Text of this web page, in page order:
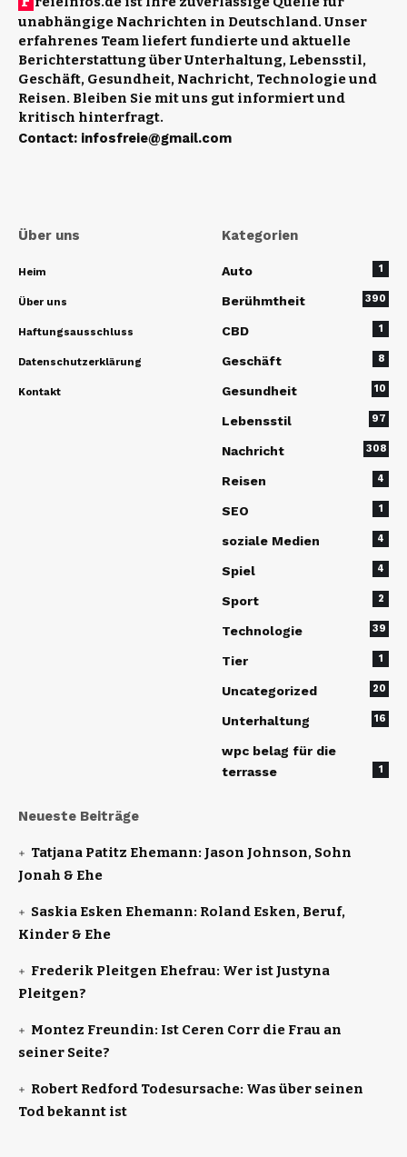
unabhängige Nachrichten in Deutschland. Unser
erfahrenes Team liefert fundierte und aktuelle
Berichterstattung über Unterhaltung, Lebensstil,
Geschäft, Gesundheit, Nachricht, Technologie und
Reisen. Bleiben Sie mit uns gut informiert und
kritisch hinterfragt.
Contact: infosfreie@gmail.com
Über uns
Heim
Über uns
Haftungsausschluss
Datenschutzerklärung
Kontakt
Kategorien
Auto 1
Berühmtheit 390
CBD 1
Geschäft 8
Gesundheit 10
Lebensstil 97
Nachricht 308
Reisen 4
SEO 1
soziale Medien 4
Spiel 4
Sport 2
Technologie 39
Tier 1
Uncategorized 20
Unterhaltung 16
wpc belag für die
terrasse
1
Neueste Beiträge
Tatjana Patitz Ehemann: Jason Johnson, Sohn
Jonah & Ehe
Saskia Esken Ehemann: Roland Esken, Beruf,
Kinder & Ehe
Frederik Pleitgen Ehefrau: Wer ist Justyna
Pleitgen?
Montez Freundin: Ist Ceren Corr die Frau an
seiner Seite?
Robert Redford Todesursache: Was über seinen
Tod bekannt ist